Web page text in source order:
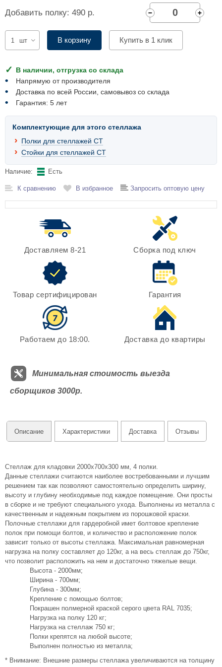
Добавить полку: 490 р.
шт В корзину Купить в 1 клик
В наличии, отгрузка со склада
Напрямую от производителя
Доставка по всей России, самовывоз со склада
Гарантия: 5 лет
Комплектующие для этого стеллажа
Полки для стеллажей СТ
Стойки для стеллажей СТ
Наличие: Есть
К сравнению В избранное Запросить оптовую цену
Доставляем 8-21 Сборка под ключ
Товар сертифицирован Гарантия
Работаем до 18:00. Доставка до квартиры
Минимальная стоимость выезда
сборщиков 3000р.
Описание Характеристики Доставка Отзывы
Стеллаж для кладовки 2000х700х300 мм, 4 полки.
Данные стеллажи считаются наиболее востребованными и лучшим
решением так как позволяют самостоятельно определить ширину,
высоту и глубину необходимые под каждое помещение. Они просты
в сборке и не требуют специального ухода. Выполнены из металла с
качественным и надежным покрытием из порошковой краски.
Полочные стеллажи для гардеробной имет болтовое крепление
полок при помощи болтов, и количество и расположение полок
зависит только от высоты стеллажа. Максимальная равномерная
нагрузка на полку составляет до 120кг, а на весь стеллаж до 750кг,
что позволит расположить на нем и достаточно тяжелые вещи.
Высота - 2000мм;
Ширина - 700мм;
Глубина - 300мм;
Крепление с помощью болтов;
Покрашен полмерной краской серого цвета RAL 7035;
Нагрузка на полку 120 кг;
Нагрузка на стеллаж 750 кг;
Полки крепятся на любой высоте;
Выполнен полностью из металла;
* Внимание: Внешние размеры стеллажа увеличиваются на толщину